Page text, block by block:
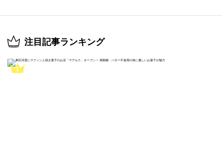
注目記事ランキング